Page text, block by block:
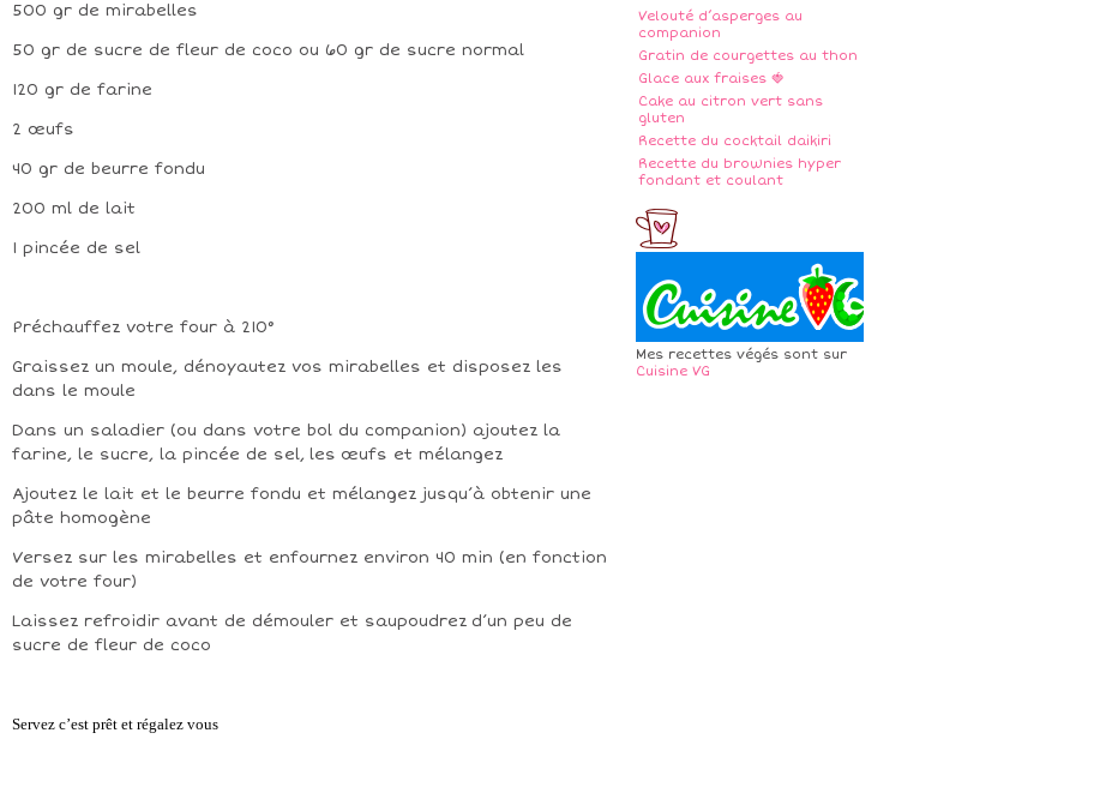
Velouté d’asperges au
companion
Gratin de courgettes au thon
Glace aux fraises 🍓
Cake au citron vert sans
gluten
Recette du cocktail daikiri
Recette du brownies hyper
fondant et coulant
Mes recettes végés sont sur
Cuisine VG
500 gr de mirabelles
50 gr de sucre de fleur de coco ou 60 gr de sucre normal
120 gr de farine
2 œufs
40 gr de beurre fondu
200 ml de lait
1 pincée de sel
Préchauffez votre four à 210°
Graissez un moule, dénoyautez vos mirabelles et disposez les
dans le moule
Dans un saladier (ou dans votre bol du companion) ajoutez la
farine, le sucre, la pincée de sel, les œufs et mélangez
Ajoutez le lait et le beurre fondu et mélangez jusqu’à obtenir une
pâte homogène
Versez sur les mirabelles et enfournez environ 40 min (en fonction
de votre four)
Laissez refroidir avant de démouler et saupoudrez d’un peu de
sucre de fleur de coco
Servez c’est prêt et régalez vous